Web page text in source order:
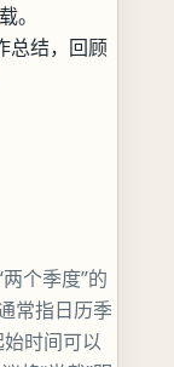
。
总结，回顾
个季度”的
常指日历季
时间可以